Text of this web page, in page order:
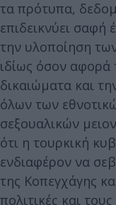
τα πρότυπα,
επιδεικνύει σαφή
την υλοποίηση
ιδίως όσον αφορά
δικαιώματα και
όλων των
σεξουαλικών
ότι η τουρκική
ενδιαφέρον να
της Κοπεγχάγης
πολιτικές και